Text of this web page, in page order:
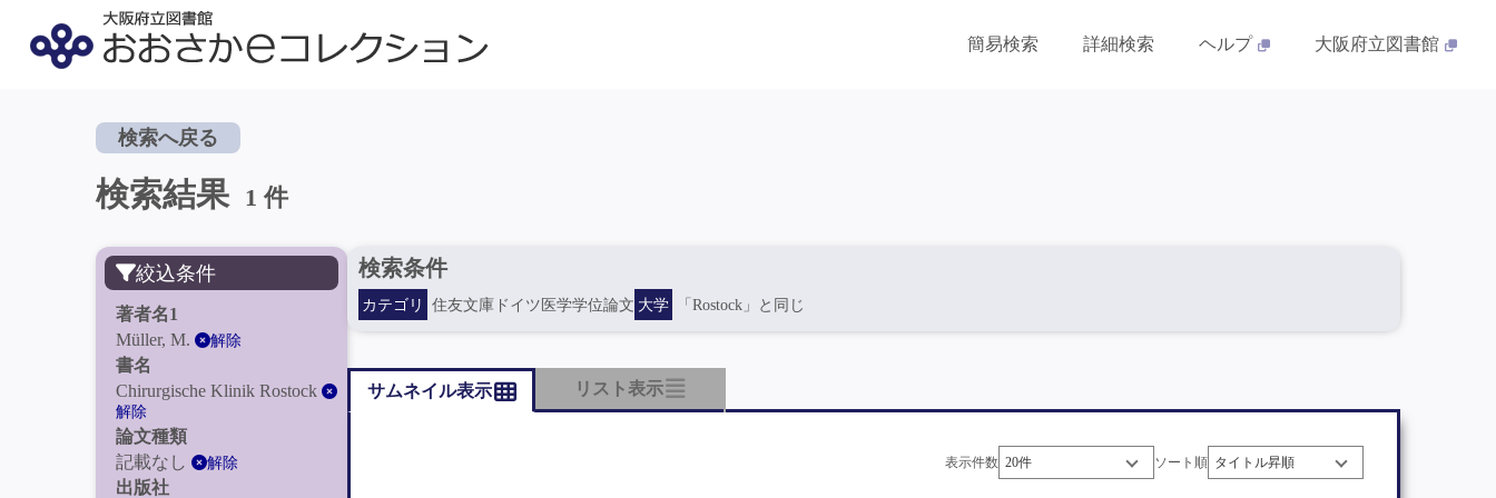
簡易検索 詳細検索 ヘルプ 大阪府立図書館
検索へ戻る
検索結果 1 件
絞込条件
著者名1
Müller, M.
解除
書名
Chirurgische Klinik Rostock
解除
論文種類
記載なし
解除
出版社
検索条件
カテゴリ 住友文庫ドイツ医学学位論文 大学 「Rostock」と同じ
サムネイル表示 リスト表示
表示件数 ソート順